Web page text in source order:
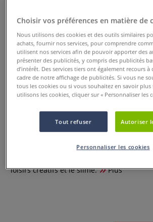
Colle de bricolage
0 Commentaires
Colle blanche Instant Classic sans
loisirs créatifs et le slime.
Plus
Choisir vos préférences en matière de
Nous utilisons des cookies et des outils similaires
achats, fournir nos services, pour comprendre
utilisent nos services afin de pouvoir apporter des
présenter des publicités, y compris des publicités
d’intérêt. Des services tiers ont également recours à
cadre de notre affichage de publicités. Si vous ne
tous les cookies ou si vous souhaitez en savoir
utilisons les cookies, cliquer sur « Personnaliser les
Tout refuser Autoriser
Personnaliser les cookies